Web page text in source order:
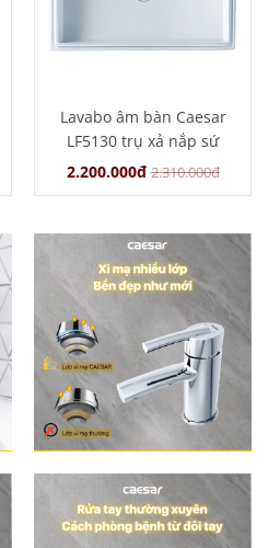
Lavabo âm bàn Caesar
LF5130 trụ xả nắp sứ
2.200.000đ 2.310.000đ